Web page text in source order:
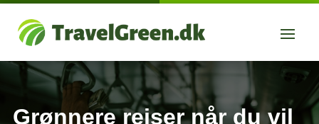
Grønnere rejser når du vil